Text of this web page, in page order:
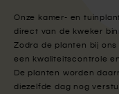
Onze kamer- en
direct van de kweker
Zodra de planten bij
een kwaliteitscontrole
De planten worden
diezelfde dag nog